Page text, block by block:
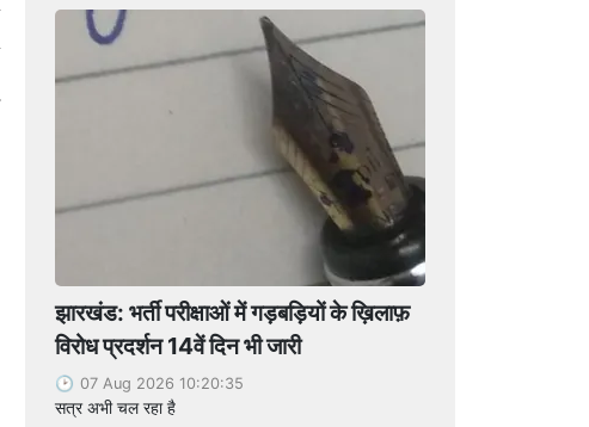
झारखंड: भर्ती परीक्षाओं में गड़बड़ियों के ख़िलाफ़
विरोध प्रदर्शन 14वें दिन भी जारी
07 Aug 2026 10:20:35
सत्र अभी चल रहा है